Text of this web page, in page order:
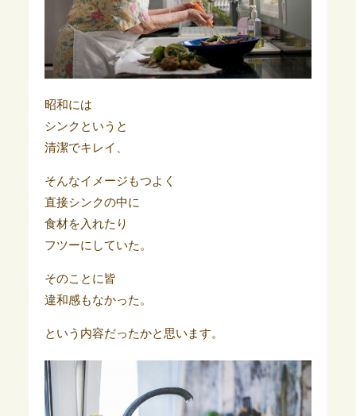
昭和には
シンクというと
清潔でキレイ、
そんなイメージもつよく
直接シンクの中に
食材を入れたり
フツーにしていた。
そのことに皆
違和感もなかった。
という内容だったかと思います。